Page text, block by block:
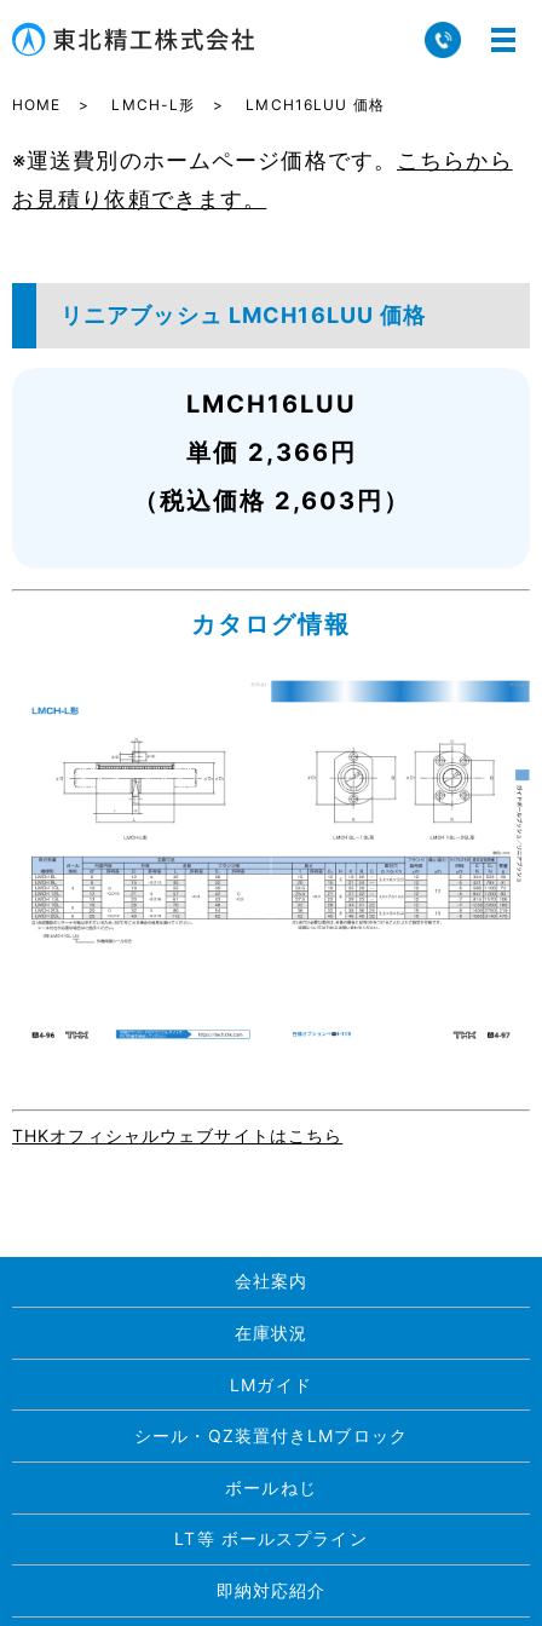
HOME LMCH-L形 LMCH16LUU 価格
※運送費別のホームページ価格です。 こちらから
お見積り依頼できます。
リニアブッシュ LMCH16LUU 価格
LMCH16LUU
単価 2,366円
（税込価格 2,603円）
カタログ情報
THKオフィシャルウェブサイトはこちら
会社案内
在庫状況
LMガイド
シール・QZ装置付きLMブロック
ボールねじ
LT等 ボールスプライン
即納対応紹介